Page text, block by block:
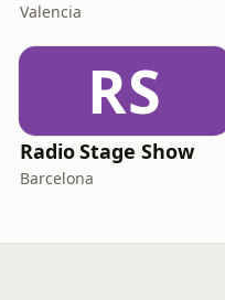
Valencia
RS
Radio Stage Show
Barcelona